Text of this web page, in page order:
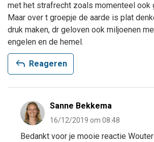
met het strafrecht zoals momenteel ook
Maar over t groepje de aarde is plat
druk maken, dr geloven ook miljoenen
engelen en de hemel.
reply Reageren
Sanne Bekkema
16/12/2019 om 08:48
Bedankt voor je mooie reactie